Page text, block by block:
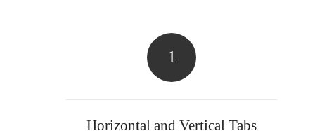
1
Horizontal and Vertical Tabs